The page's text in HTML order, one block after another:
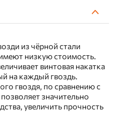
из чёрной стали
низкую стоимость.
винтовая накатка
на каждый гвоздь.
гвоздя, по сравнению с
значительно
увеличить прочность